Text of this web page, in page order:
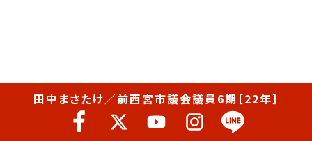
田中まさたけ／前西宮市議会議員6期［22年］